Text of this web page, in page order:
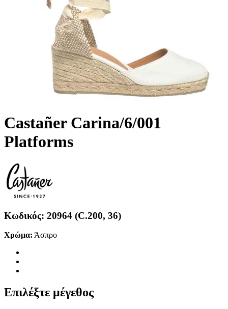
Castañer Carina/6/001
Platforms
Κωδικός: 20964 (C.200, 36)
Χρώμα: Άσπρο
Επιλέξτε μέγεθος